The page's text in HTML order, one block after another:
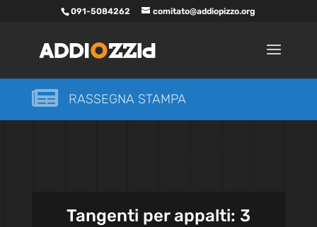
091-5084262 comitato@addiopizzo.org
 RASSEGNA STAMPA
Tangenti per appalti: 3